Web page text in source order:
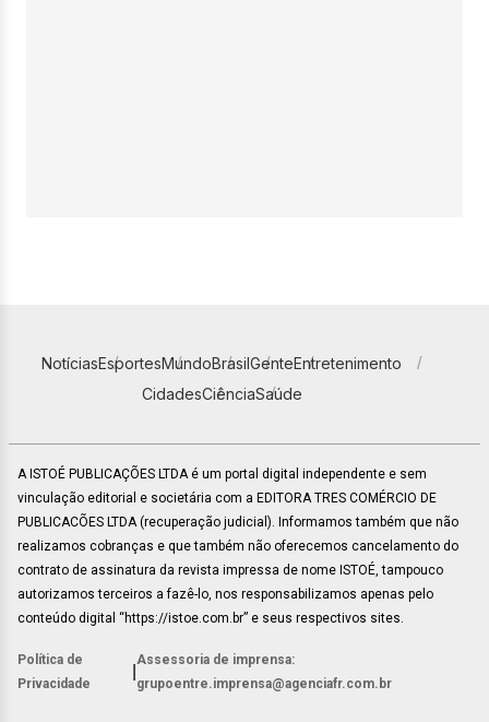
NotíciasEsportesMundoBrasilGenteEntretenimento
CidadesCiênciaSaúde
A ISTOÉ PUBLICAÇÕES LTDA é um portal digital independente e sem
vinculação editorial e societária com a EDITORA TRES COMÉRCIO DE
PUBLICACÕES LTDA (recuperação judicial). Informamos também que não
realizamos cobranças e que também não oferecemos cancelamento do
contrato de assinatura da revista impressa de nome ISTOÉ, tampouco
autorizamos terceiros a fazê-lo, nos responsabilizamos apenas pelo
conteúdo digital “https://istoe.com.br” e seus respectivos sites.
Política de
Privacidade
Assessoria de imprensa:
grupoentre.imprensa@agenciafr.com.br